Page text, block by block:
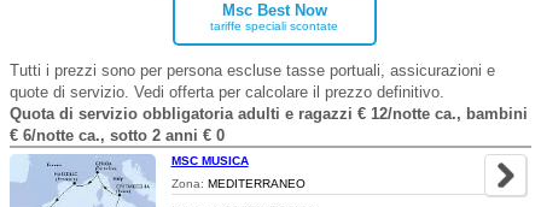
Msc Best Now
tariffe speciali scontate
Tutti i prezzi sono per persona escluse tasse portuali, assicurazioni e
quote di servizio. Vedi offerta per calcolare il prezzo definitivo.
Quota di servizio obbligatoria adulti e ragazzi € 12/notte ca., bambini
€ 6/notte ca., sotto 2 anni € 0
MSC MUSICA
Zona: MEDITERRANEO